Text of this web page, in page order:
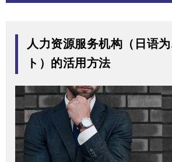
人力资源服务机构（日语
ト）的活用方法